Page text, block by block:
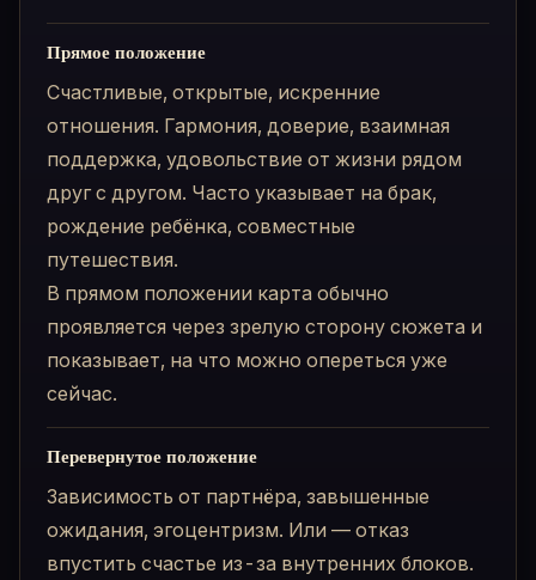
Прямое положение
Счастливые, открытые, искренние
отношения. Гармония, доверие, взаимная
поддержка, удовольствие от жизни рядом
друг с другом. Часто указывает на брак,
рождение ребёнка, совместные
путешествия.
В прямом положении карта обычно
проявляется через зрелую сторону сюжета и
показывает, на что можно опереться уже
сейчас.
Перевернутое положение
Зависимость от партнёра, завышенные
ожидания, эгоцентризм. Или — отказ
впустить счастье из-за внутренних блоков.